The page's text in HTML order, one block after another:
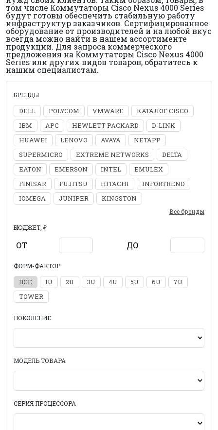
том числе Коммутаторы Cisco Nexus 4000 Series
будут готовы обеспечить стабильную работу
инфраструктур заказчиков. Сертифицированное
оборудование от производителей и на любой вкус
всегда можно найти в нашем ассортименте
продукции. Для запроса коммерческого
предложения на Коммутаторы Cisco Nexus 4000
Series или других видов товаров, обратитесь к
нашим специалистам.
БРЕНДЫ
DELL POLYCOM VMWARE
КАТАЛОГ CISCO
IBM
APC HEWLETT PACKARD
D-LINK
HUAWEI
LENOVO AVAYA
NETAPP
SUPERMICRO
EXTREME NETWORKS
DELTA
EATON
EMERSON INTEL
EMULEX
FINISAR
FUJITSU HITACHI
INFORTREND
IOMEGA
JUNIPER KINGSTON
Все бренды
БЮДЖЕТ, ₽
ОТ ДО
ФОРМ-ФАКТОР
ВСЕ 1U 2U 3U 4U 5U 6U
7U
TOWER
ПОКОЛЕНИЕ
МОДЕЛЬ ТОВАРА
СЕРИЯ ПРОЦЕССОРА